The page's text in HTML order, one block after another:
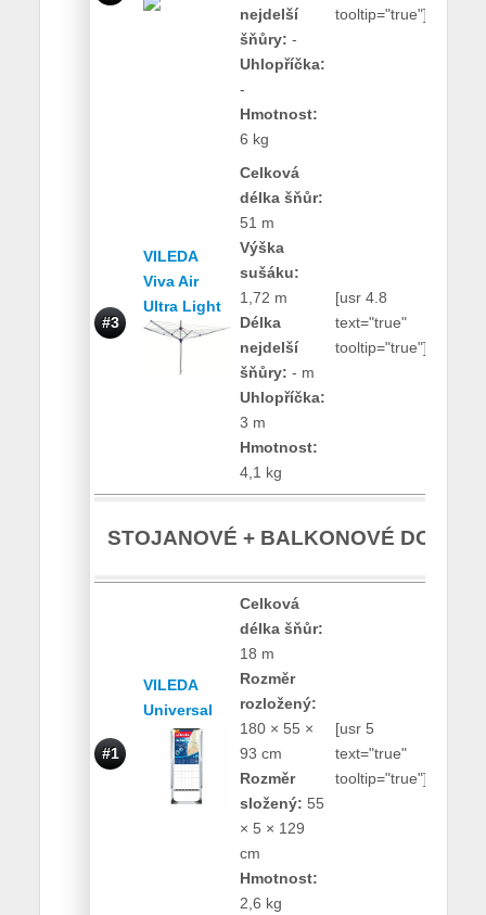
nejdelší
šňůry: -
Uhlopříčka:
-
Hmotnost:
6 kg
tooltip="true"]
#3
VILEDA
Viva Air
Ultra Light
Celková
délka šňůr:
51 m
Výška
sušáku:
1,72 m
Délka
nejdelší
šňůry: - m
Uhlopříčka:
3 m
Hmotnost:
4,1 kg
[usr 4.8
text="true"
tooltip="true"]
STOJANOVÉ + BALKONOVÉ
#1
VILEDA
Universal
Celková
délka šňůr:
18 m
Rozměr
rozložený:
180 × 55 ×
93 cm
Rozměr
složený: 55
× 5 × 129
cm
Hmotnost:
2,6 kg
[usr 5
text="true"
tooltip="true"]